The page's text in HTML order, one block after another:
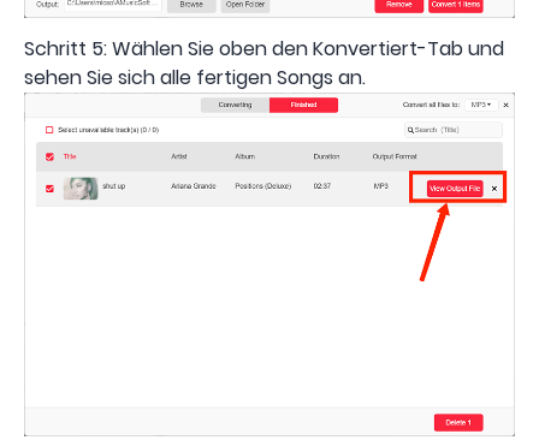
Schritt 5: Wählen Sie oben den Konvertiert-Tab und
sehen Sie sich alle fertigen Songs an.